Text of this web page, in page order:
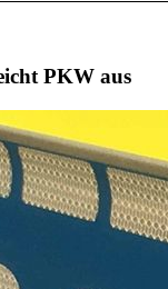
PKW aus